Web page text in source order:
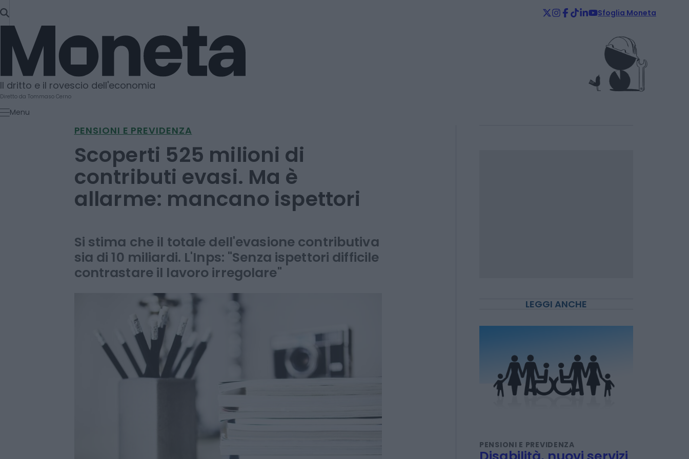
SKIP
TO
CONTENT
Sfoglia Moneta
Moneta
Il dritto e il rovescio dell'economia
Diretto da Tommaso Cerno
Menu
PENSIONI E PREVIDENZA
Scoperti 525 milioni di
allarme: mancano ispettori
Si stima che il totale dell'evasione contributiva
sia di 10 miliardi. L'Inps: "Senza ispettori difficile
contrastare il lavoro irregolare"